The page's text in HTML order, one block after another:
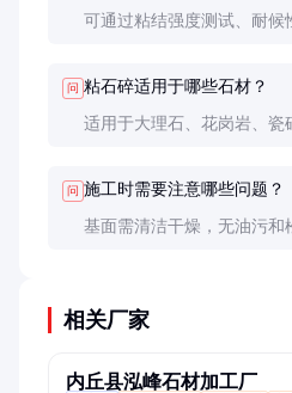
可通过粘结强度测试、耐候
问 粘石碎适用于哪些石材？
适用于大理石、花岗岩、瓷
问 施工时需要注意哪些问题？
基面需清洁干燥，无油污和
相关厂家
内丘县泓峰石材加工厂